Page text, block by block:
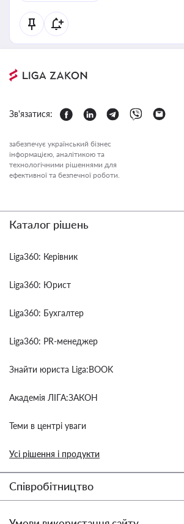
Зв'язатися:
забезпечує український бізнес
інформацією, аналітикою та
технологічними рішеннями для
ефективної та безпечної роботи.
Каталог рішень
Liga360: Керівник
Liga360: Юрист
Liga360: Бухгалтер
Liga360: PR-менеджер
Знайти юриста Liga:BOOK
Академія ЛІГА:ЗАКОН
Теми в центрі уваги
Усі рішення і продукти
Співробітництво